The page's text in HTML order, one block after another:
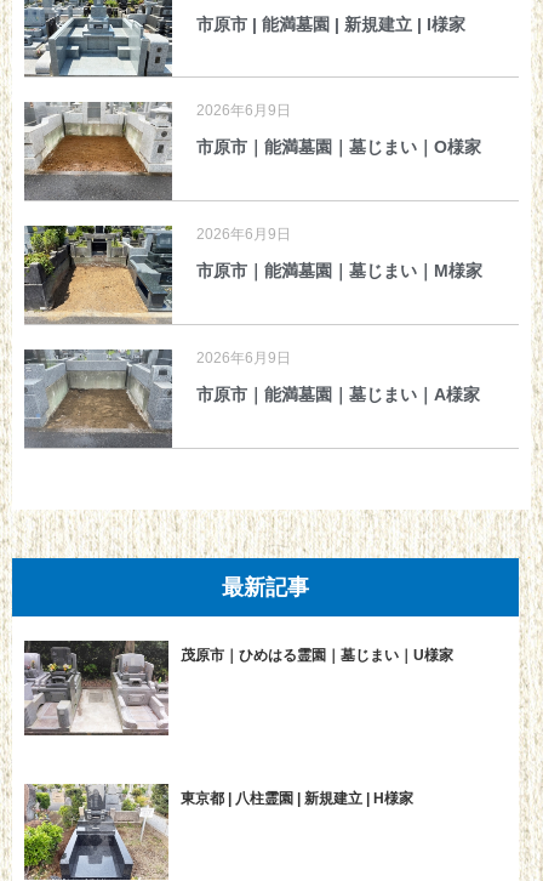
市原市 | 能満墓園 | 新規建立 | I様家
市原市｜能満墓園｜墓じまい｜O様家
2026年6月9日
市原市｜能満墓園｜墓じまい｜M様家
2026年6月9日
市原市｜能満墓園｜墓じまい｜A様家
2026年6月9日
最新記事
茂原市｜ひめはる霊園｜墓じまい｜U様家
東京都 | 八柱霊園 | 新規建立 | H様家